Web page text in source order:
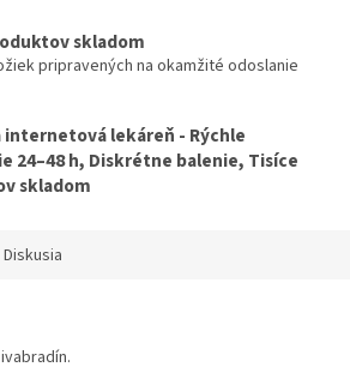
skladom
pripravených na okamžité odoslanie
internetová lekáreň - Rýchle
24–48 h, Diskrétne balenie, Tisíce
skladom
Diskusia